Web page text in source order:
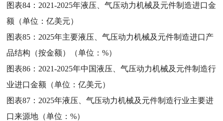
图表84： 2021-2025年液压、气压动力机械及元件制造进口金
额（单位：亿美元）
图表85： 2025年主要液压、气压动力机械及元件制造进口产
品结构（按金额）（单位：%）
图表86： 2021-2025年中国液压、气压动力机械及元件制造行
业进口金额（单位：亿美元）
图表87： 2025年液压、气压动力机械及元件制造行业主要进
口来源地（单位：%）